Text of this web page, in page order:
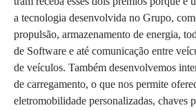
a tecnologia desenvolvida no Grupo,
propulsão, armazenamento de energia,
de Software e até comunicação entre
de veículos. Também desenvolvemos
de carregamento, o que nos permite
eletromobilidade personalizadas, chaves